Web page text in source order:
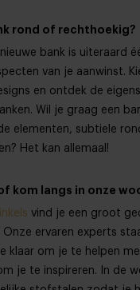
rond of rechthoekig?
bank is uiteraard
van je aanwinst.
en ontdek de
Wil je graag een
elementen, subtiele
Het kan allemaal!
kom langs in onze
vind je een groot
Onze ervaren experts
klaar om je te helpen
je te inspireren. In de